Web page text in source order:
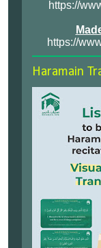
https://
https://
Haramain